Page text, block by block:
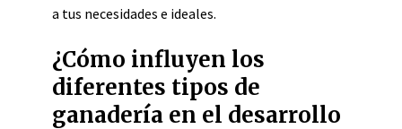
a tus necesidades e ideales.
¿Cómo influyen los
diferentes tipos de
ganadería en el desarrollo